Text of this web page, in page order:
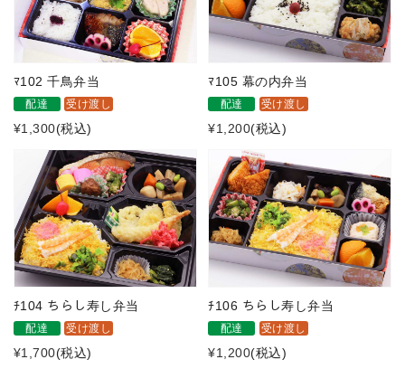
ﾏ102 千鳥弁当
配達 受け渡し
¥1,300(税込)
ﾏ105 幕の内弁当
配達 受け渡し
¥1,200(税込)
ﾁ104 ちらし寿し弁当
配達 受け渡し
¥1,700(税込)
ﾁ106 ちらし寿し弁当
配達 受け渡し
¥1,200(税込)